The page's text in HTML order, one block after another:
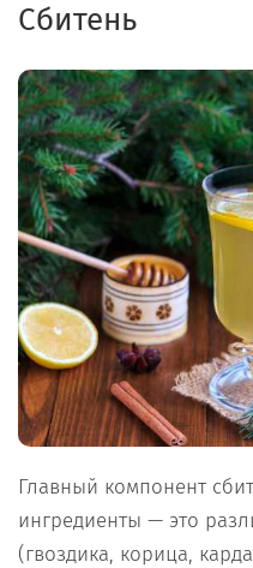
Сбитень
Главный компонент
ингредиенты — это
(гвоздика, корица,